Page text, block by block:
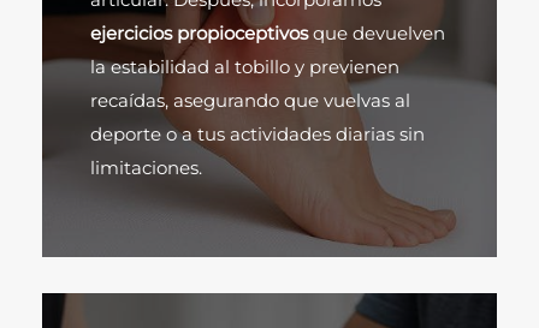
ejercicios propioceptivosque devuelven
la estabilidad al tobillo y previenen
recaídas, asegurando que vuelvas al
deporte o a tus actividades diarias sin
limitaciones.